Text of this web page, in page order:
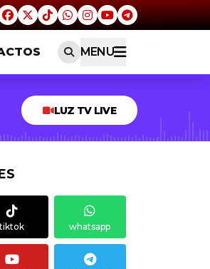
MENU
LUZ TV LIVE
tiktok whatsapp